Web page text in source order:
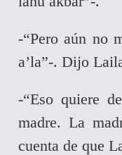
-“Pero aún no
a’la”-. Dijo
-“Eso quiere
madre. La
cuenta de que